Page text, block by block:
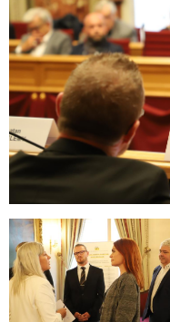
Open image in gallery